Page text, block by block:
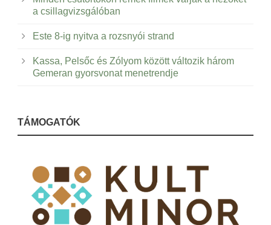
a csillagvizsgálóban
Este 8-ig nyitva a rozsnyói strand
Kassa, Pelsőc és Zólyom között változik három
Gemeran gyorsvonat menetrendje
TÁMOGATÓK